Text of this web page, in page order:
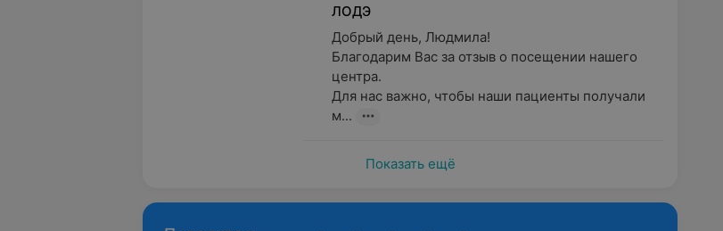
ЛОДЭ
Добрый день, Людмила!
Благодарим Вас за отзыв о посещении нашего
центра.
Для нас важно, чтобы наши пациенты получали
м...
Показать ещё